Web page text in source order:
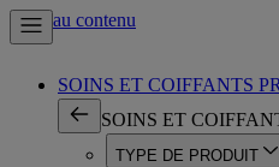
Aller au contenu
SOINS ET COIFFANTS
SOINS ET
TYPE DE PRODUIT